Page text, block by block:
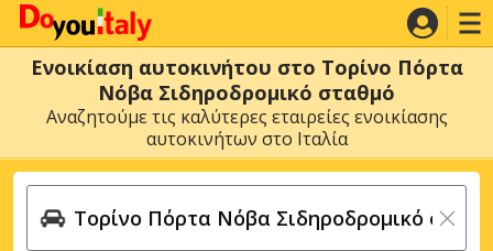
Ενοικίαση αυτοκινήτου στο Τορίνο Πόρτα
Νόβα Σιδηροδρομικό σταθμό
Αναζητούμε τις καλύτερες εταιρείες ενοικίασης
αυτοκινήτων στο Ιταλία